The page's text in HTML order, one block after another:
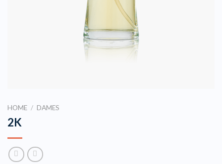
HOME / DAMES
2K